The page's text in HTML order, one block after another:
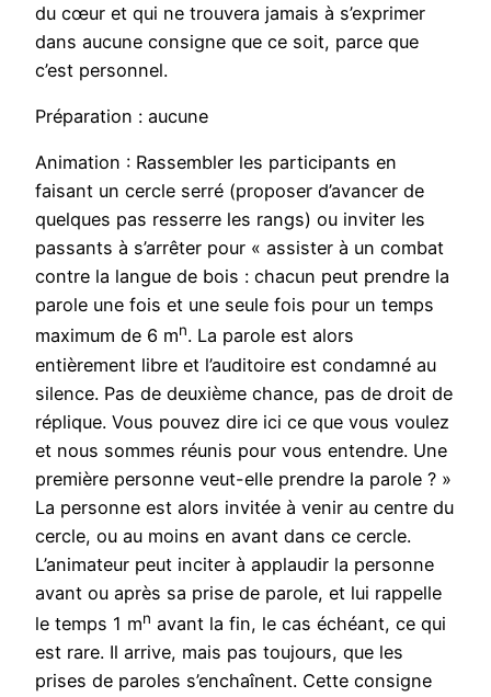
du cœur et qui ne trouvera jamais à s’exprimer
dans aucune consigne que ce soit, parce que
c’est personnel.
Préparation : aucune
Animation : Rassembler les participants en
faisant un cercle serré (proposer d’avancer de
quelques pas resserre les rangs) ou inviter les
passants à s’arrêter pour « assister à un combat
contre la langue de bois : chacun peut prendre la
parole une fois et une seule fois pour un temps
maximum de 6 mn. La parole est alors
entièrement libre et l’auditoire est condamné au
silence. Pas de deuxième chance, pas de droit de
réplique. Vous pouvez dire ici ce que vous voulez
et nous sommes réunis pour vous entendre. Une
première personne veut-elle prendre la parole ? »
La personne est alors invitée à venir au centre du
cercle, ou au moins en avant dans ce cercle.
L’animateur peut inciter à applaudir la personne
avant ou après sa prise de parole, et lui rappelle
le temps 1 mn avant la fin, le cas échéant, ce qui
est rare. Il arrive, mais pas toujours, que les
prises de paroles s’enchaînent. Cette consigne